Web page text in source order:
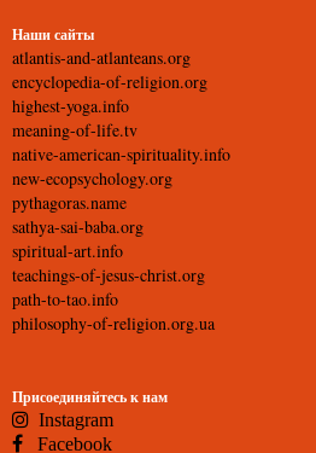
Наши сайты
atlantis-and-atlanteans.org
encyclopedia-of-religion.org
highest-yoga.info
meaning-of-life.tv
native-american-spirituality.info
new-ecopsychology.org
pythagoras.name
sathya-sai-baba.org
spiritual-art.info
teachings-of-jesus-christ.org
path-to-tao.info
philosophy-of-religion.org.ua
Присоединяйтесь к нам
Instagram
Facebook